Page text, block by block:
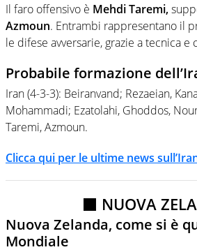
Il faro offensivo è Mehdi Taremi,
Azmoun. Entrambi rappresentano il
le difese avversarie, grazie a tecnica e
Probabile formazione
Iran (4-3-3): Beiranvand; Rezaeian,
Mohammadi; Ezatolahi, Ghoddos,
Taremi, Azmoun.
Clicca qui per le ultime news
⬛ NUOVA
Nuova Zelanda, come si è
Mondiale